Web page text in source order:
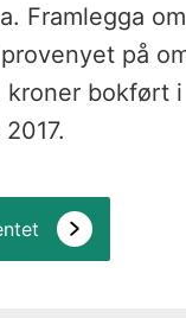
Framlegga
på
kroner bokført